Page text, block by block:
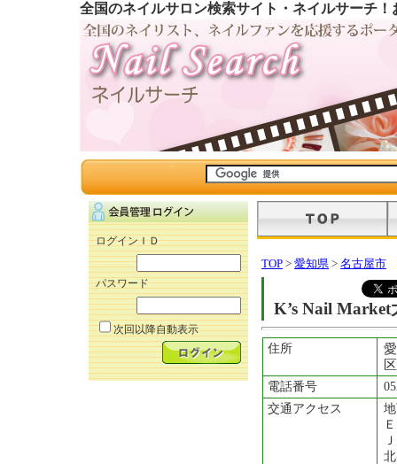
全国のネイルサロン検索サイト・ネイルサーチ
ログインＩＤ
パスワード
次回以降自動表示
TOP > 愛知県 > 名古屋市
K’s Nail Market
住所
電話番号
交通アクセス